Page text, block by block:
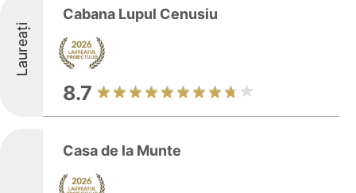
Laureați
Cabana Lupul Cenusiu
8.7
Casa de la Munte